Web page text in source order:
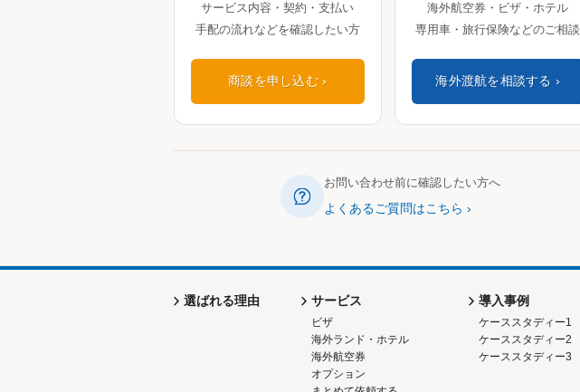
サービス内容・契約・支払い
手配の流れなどを確認したい方
商談を申し込む
海外航空券・ビザ・ホテル
専用車・旅行保険などのご相談
海外渡航を相談する
お問い合わせ前に確認したい方へ
よくあるご質問はこちら
選ばれる理由 サービス
ビザ
海外ランド・ホテル
海外航空券
オプション
導入事例
ケーススタディー1
ケーススタディー2
ケーススタディー3